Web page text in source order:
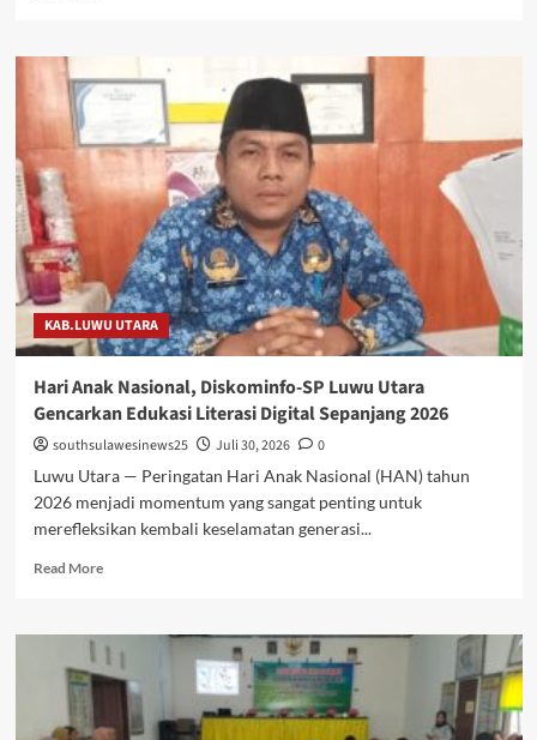
Perkuat
Sinergitas
Tiga
Bhabinkamtibmas
Baebunta
Sambangi
Warga
Desa
Lawewe
KAB.LUWU UTARA
Hari Anak Nasional, Diskominfo-SP Luwu Utara
Gencarkan Edukasi Literasi Digital Sepanjang 2026
southsulawesinews25 Juli 30, 2026
0
Luwu Utara — Peringatan Hari Anak Nasional (HAN) tahun
2026 menjadi momentum yang sangat penting untuk
merefleksikan kembali keselamatan generasi...
Read MoreRead
Hari
Anak
Nasional,
Diskominfo-
SP